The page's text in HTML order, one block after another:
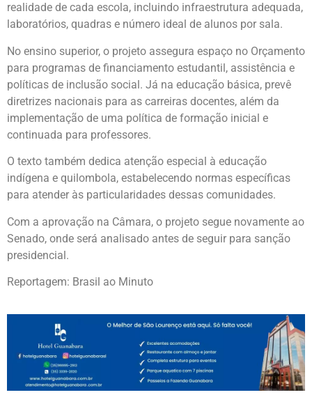
realidade de cada escola, incluindo infraestrutura adequada,
laboratórios, quadras e número ideal de alunos por sala.
No ensino superior, o projeto assegura espaço no Orçamento
para programas de financiamento estudantil, assistência e
políticas de inclusão social. Já na educação básica, prevê
diretrizes nacionais para as carreiras docentes, além da
implementação de uma política de formação inicial e
continuada para professores.
O texto também dedica atenção especial à educação
indígena e quilombola, estabelecendo normas específicas
para atender às particularidades dessas comunidades.
Com a aprovação na Câmara, o projeto segue novamente ao
Senado, onde será analisado antes de seguir para sanção
presidencial.
Reportagem: Brasil ao Minuto